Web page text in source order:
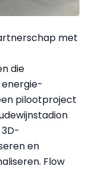
met
die
pilootproject
en
Flow